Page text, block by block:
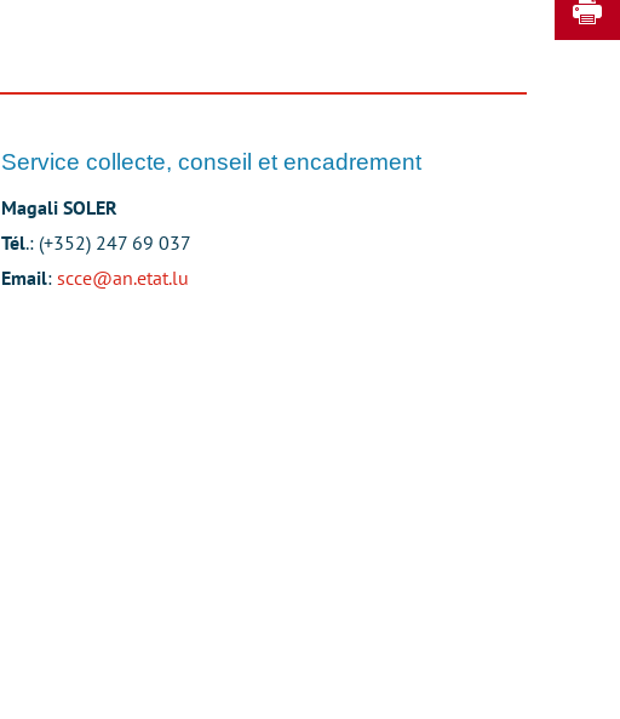
Service collecte, conseil et encadrement
Magali SOLER
Tél.: (+352) 247 69 037
Email: scce@an.etat.lu